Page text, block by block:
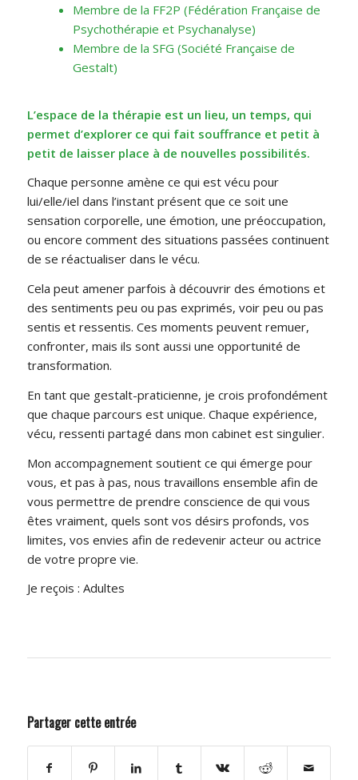
Membre de la FF2P (Fédération Française de
Psychothérapie et Psychanalyse)
Membre de laSFG (Société Française de
Gestalt)
L’espace de la thérapie est un lieu, un temps, qui
permet d’explorer ce qui fait souffrance et petit à
petit de laisser place à de nouvelles possibilités.
Chaque personne amène ce qui est vécu pour
lui/elle/iel dans l’instant présent que ce soit une
sensation corporelle, une émotion, une préoccupation,
ou encore comment des situations passées continuent
de se réactualiser dans le vécu.
Cela peut amener parfois à découvrir des émotions et
des sentiments peu ou pas exprimés, voir peu ou pas
sentis et ressentis. Ces moments peuvent remuer,
confronter, mais ils sont aussi une opportunité de
transformation.
En tant que gestalt-praticienne, je crois profondément
que chaque parcours est unique. Chaque expérience,
vécu, ressenti partagé dans mon cabinet est singulier.
Mon accompagnement soutient ce qui émerge pour
vous, et pas à pas, nous travaillons ensemble afin de
vous permettre de prendre conscience de qui vous
êtes vraiment, quels sont vos désirs profonds, vos
limites, vos envies afin de redevenir acteur ou actrice
de votre propre vie.
Je reçois : Adultes
Partager cette entrée